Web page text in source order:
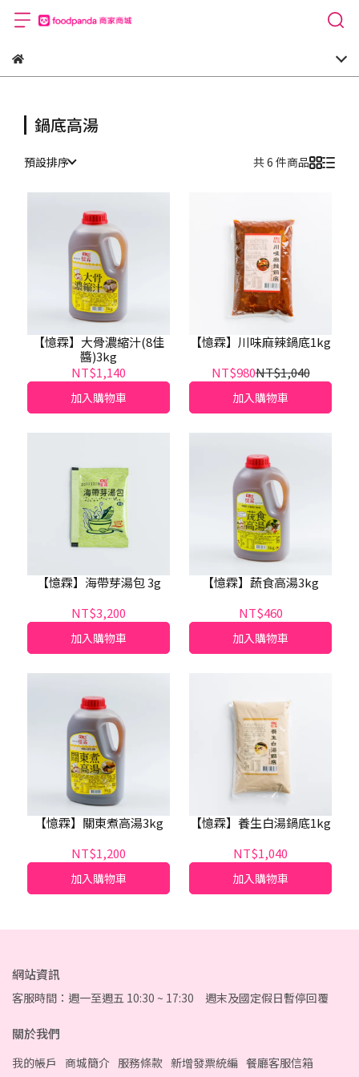
鍋底高湯
預設排序 共 6 件商品
【憶霖】大骨濃縮汁(8佳
醬)3kg
NT$1,140
加入購物車
【憶霖】川味麻辣鍋底1kg
NT$980NT$1,040
加入購物車
【憶霖】海帶芽湯包 3g
NT$3,200
加入購物車
【憶霖】蔬食高湯3kg
NT$460
加入購物車
【憶霖】關東煮高湯3kg
NT$1,200
加入購物車
【憶霖】養生白湯鍋底1kg
NT$1,040
加入購物車
網站資訊
客服時間：週一至週五 10:30 ~ 17:30 週末及國定假日暫停回覆
關於我們
我的帳戶 商城簡介 服務條款 新增發票統編 餐廳客服信箱